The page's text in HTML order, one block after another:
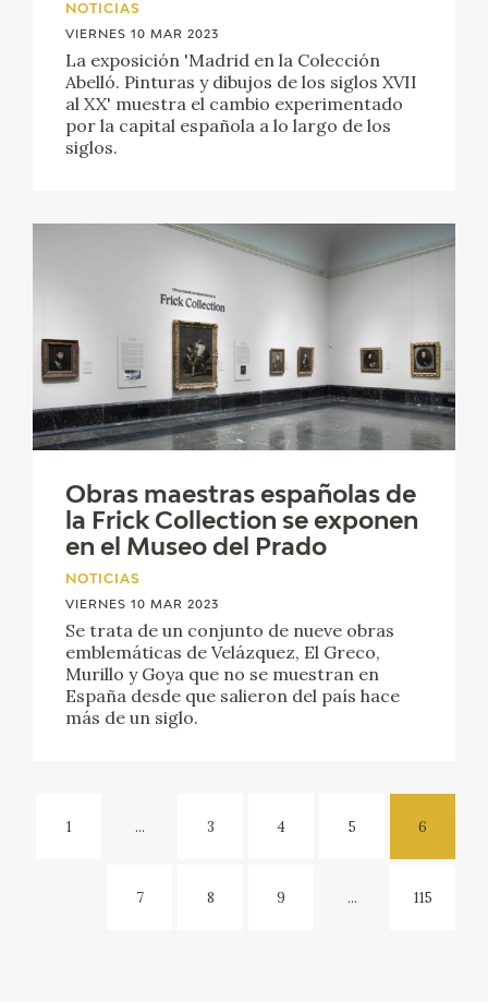
NOTICIAS
VIERNES 10 MAR 2023
La exposición 'Madrid en la Colección
Abelló. Pinturas y dibujos de los siglos XVII
al XX' muestra el cambio experimentado
por la capital española a lo largo de los
siglos.
Obras maestras españolas de
la Frick Collection se exponen
en el Museo del Prado
NOTICIAS
VIERNES 10 MAR 2023
Se trata de un conjunto de nueve obras
emblemáticas de Velázquez, El Greco,
Murillo y Goya que no se muestran en
España desde que salieron del país hace
más de un siglo.
1 ... 3 4 5 6
7 8 9 ... 115